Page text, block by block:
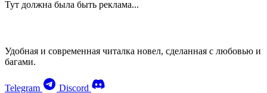
Тут должна была быть реклама...
Удобная и современная читалка новел, сделанная с любовью и
багами.
Telegram Discord